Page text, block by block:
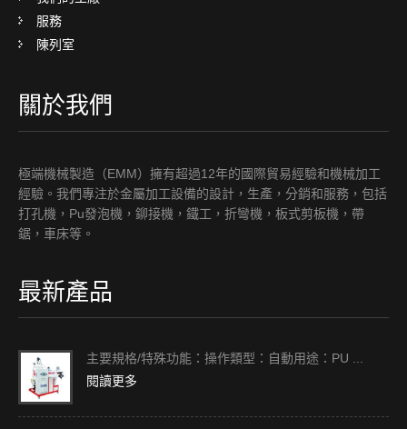
服務
陳列室
關於我們
極端機械製造（EMM）擁有超過12年的國際貿易經驗和機械加工
經驗。我們專注於金屬加工設備的設計，生產，分銷和服務，包括
打孔機，Pu發泡機，鉚接機，鐵工，折彎機，板式剪板機，帶
鋸，車床等。
最新產品
主要規格/特殊功能：操作類型：自動用途：PU ...
閱讀更多